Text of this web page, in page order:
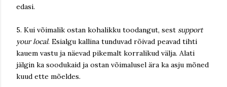
edasi.
5. Kui võimalik ostan kohalikku toodangut, sest support
your local. Esialgu kallina tunduvad rõivad peavad tihti
kauem vastu ja näevad pikemalt korralikud välja. Alati
jälgin ka soodukaid ja ostan võimalusel ära ka asju mõned
kuud ette mõeldes.